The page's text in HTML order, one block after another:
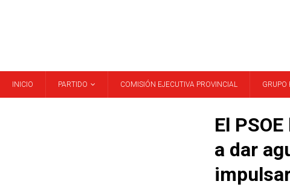
INICIO PARTIDO COMISIÓN EJECUTIVA PROVINCIAL GRUPO
El
a dar